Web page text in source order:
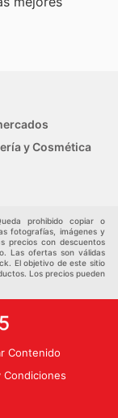
y Cosmética
prohibido copiar o
fotografías, imágenes y
precios con descuentos
Las ofertas son válidas
El objetivo de este sitio
Los precios pueden
Contenido
Condiciones